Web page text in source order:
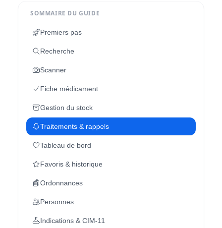
SOMMAIRE DU GUIDE
Premiers pas
Recherche
Scanner
Fiche médicament
Gestion du stock
Traitements & rappels
Tableau de bord
Favoris & historique
Ordonnances
Personnes
Indications & CIM-11